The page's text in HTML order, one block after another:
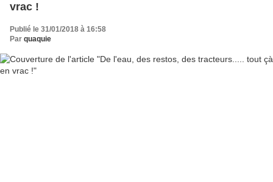
vrac !
Publié le 31/01/2018 à 16:58
Par quaquie